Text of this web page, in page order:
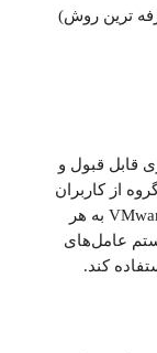
ترین روش)
قابل قبول و
از کاربران
و با استفاده از نرم افزار VMware vSphere Client به هر
عامل‌های
کند.